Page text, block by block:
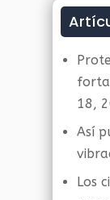
18,
Así
Los